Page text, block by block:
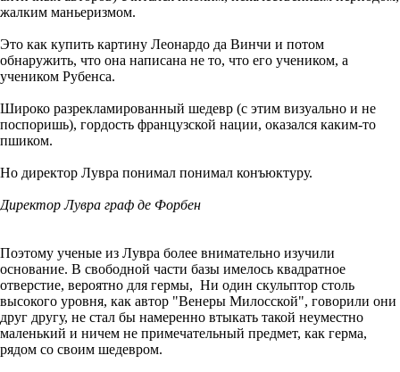
жалким маньеризмом.
Это как купить картину Леонардо да Винчи и потом
обнаружить, что она написана не то, что его учеником, а
учеником Рубенса.
Широко разрекламированный шедевр (с этим визуально и не
поспоришь), гордость французской нации, оказался каким-то
пшиком.
Но директор Лувра понимал понимал конъюктуру.
Директор Лувра граф де Форбен
Поэтому ученые из Лувра более внимательно изучили
основание. В свободной части базы имелось квадратное
отверстие, вероятно для гермы, Ни один скульптор столь
высокого уровня, как автор "Венеры Милосской", говорили они
друг другу, не стал бы намеренно втыкать такой неуместно
маленький и ничем не примечательный предмет, как герма,
рядом со своим шедевром.